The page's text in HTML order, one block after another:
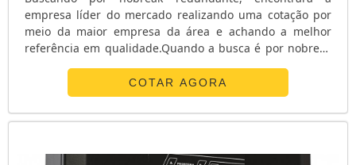
empresa líder do mercado realizando uma cotação por
meio da maior empresa da área e achando a melhor
referência em qualidade.Quando a busca é por nobreak
Equipamentos Eletrônicos alcançará proteção com
soluções para sistemas críticos de energia.ALGUNS
DETALHES SOBRE O NOBREAK REDUNDANTEA E. C. A.
COTAR AGORA